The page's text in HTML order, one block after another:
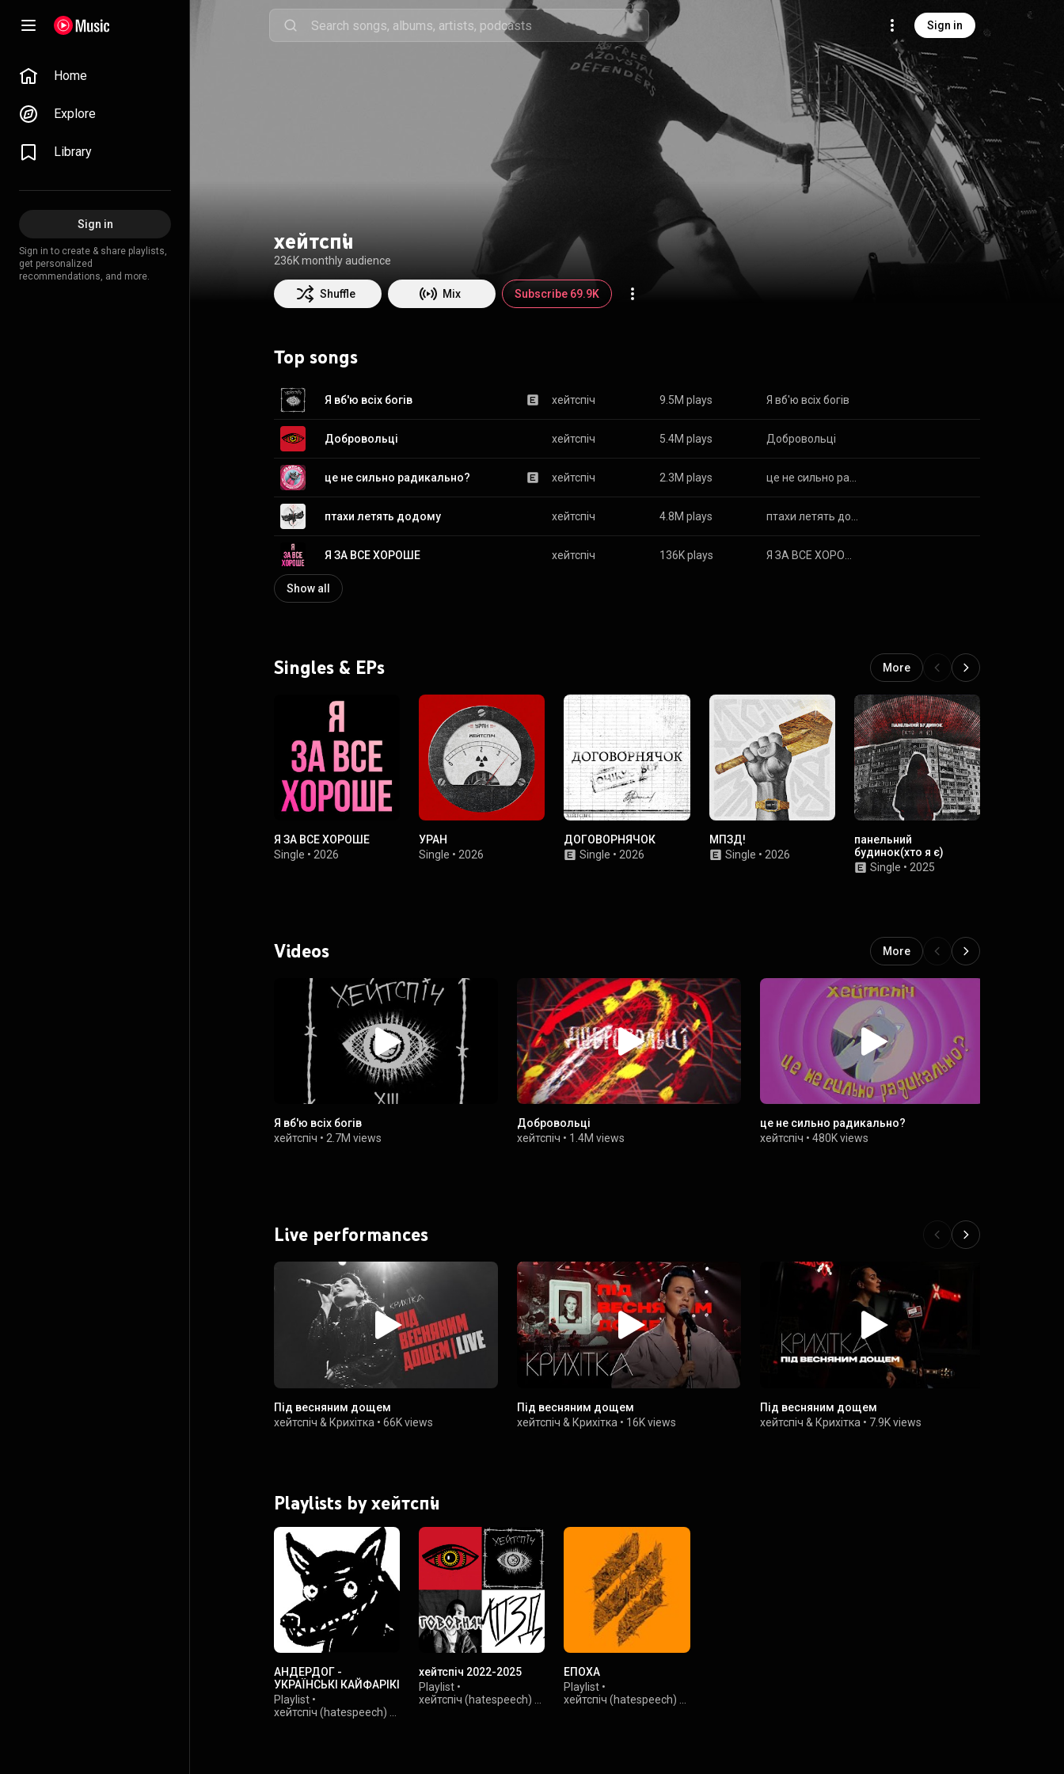
Sign in
Home
Explore
Library
Sign in
Sign in to create & share playlists,
get personalized
recommendations, and more.
хейтспіч
236K monthly audience
Shuffle Mix Subscribe 69.9K
Top songs
Я вб'ю всіх богів хейтспіч 9.5M plays Я вб'ю всіх богів
Добровольці хейтспіч 5.4M plays Добровольці
це не сильно радикально? хейтспіч 2.3M plays
птахи летять додому хейтспіч 4.8M plays
Я ЗА ВСЕ ХОРОШЕ хейтспіч 136K plays
Show all
Singles & EPs More
Я ЗА ВСЕ ХОРОШЕ
Single • 2026
УРАН
Single • 2026
ДОГОВОРНЯЧОК
Single • 2026
МПЗД!
Single • 2026
панельний
будинок(хто я є)
Single • 2025
Videos More
Я вб'ю всіх богів
хейтспіч • 2.7M views
Добровольці
хейтспіч • 1.4M views
це не сильно радикально?
хейтспіч •480K views
Live performances
Під весняним дощем
хейтспіч & Крихітка • 66K views
Під весняним дощем
хейтспіч &Крихітка • 16K views
Під весняним дощем
хейтспіч &Крихітка • 7.9K views
Playlists by хейтспіч
АНДЕРДОГ -
УКРАЇНСЬКІ КАЙФАРІКІ
Playlist •
хейтспіч (hatespeech)
хейтспіч 2022-2025
Playlist •
хейтспіч (hatespeech)
ЕПОХА
Playlist •
хейтспіч (hatespeech)